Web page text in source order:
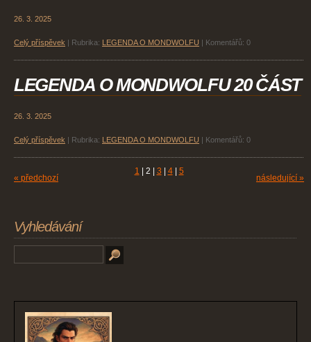
26. 3. 2025
Celý příspěvek Rubrika: LEGENDA O MONDWOLFU Komentářů: 0
LEGENDA O MONDWOLFU 20 ČÁST
26. 3. 2025
Celý příspěvek Rubrika: LEGENDA O MONDWOLFU Komentářů: 0
« předchozí
1 2 3 4 5
následující »
Vyhledávání